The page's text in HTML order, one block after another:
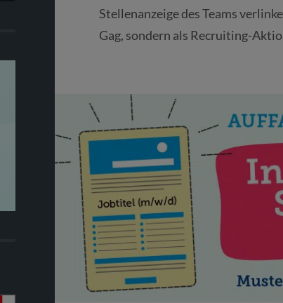
Stellenanzeige des Teams
Gag, sondern als Recruiting-